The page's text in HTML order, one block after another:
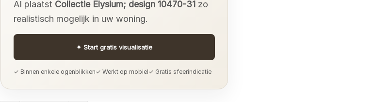
AI plaatst Collectie Elysium; design 10470-31 zo
realistisch mogelijk in uw woning.
✦ Start gratis visualisatie
✓ Binnen enkele ogenblikken✓ Werkt op mobiel✓ Gratis sfeerindicatie